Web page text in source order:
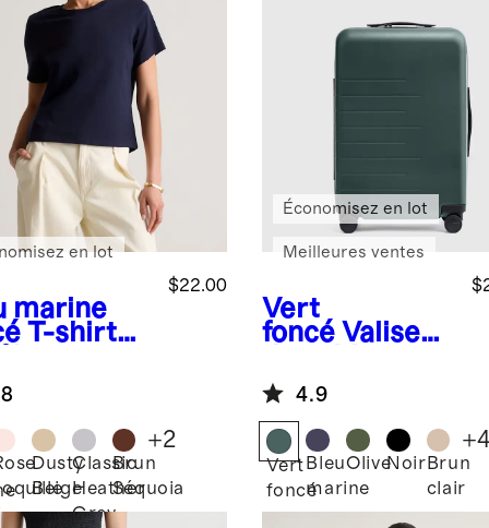
marine
T-shirt
à
et à
carrée
$22.00
en lot
Dusty
Beige
Classic
Heather
Grey
Brun
Séquoia
+2
Vert
foncé Valise
extensible
Économisez en lot
Meilleures ventes
4.9
Vert
foncé
Bleu
marine
OliveNoir Brun
clair
+